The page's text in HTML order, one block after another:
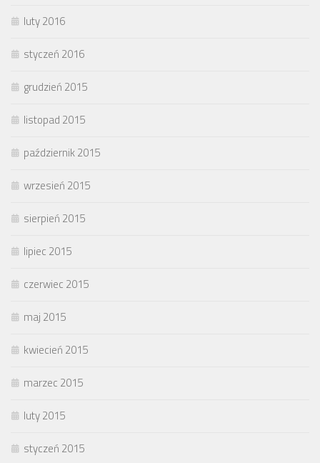
luty 2016
styczeń 2016
grudzień 2015
listopad 2015
październik 2015
wrzesień 2015
sierpień 2015
lipiec 2015
czerwiec 2015
maj 2015
kwiecień 2015
marzec 2015
luty 2015
styczeń 2015